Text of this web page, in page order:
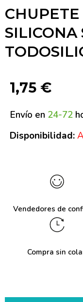
SILICONA
1,75 €
Envío en 24-72
Disponibilidad:
Vendedores de
Compra sin